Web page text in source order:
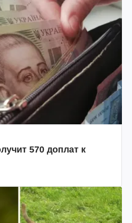
570 доплат к